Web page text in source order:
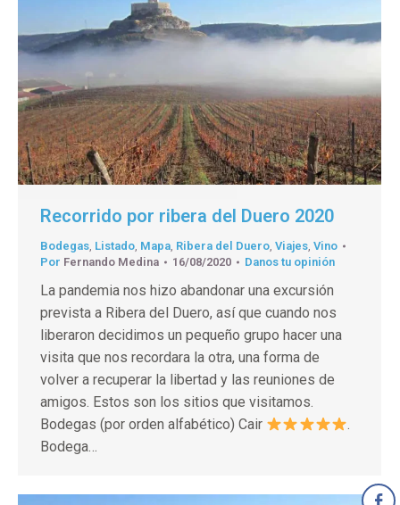
Recorrido por ribera del Duero 2020
Bodegas, Listado, Mapa, Ribera del Duero, Viajes, Vino
Por Fernando Medina 16/08/2020 Danos tu opinión
La pandemia nos hizo abandonar una excursión
prevista a Ribera del Duero, así que cuando nos
liberaron decidimos un pequeño grupo hacer una
visita que nos recordara la otra, una forma de
volver a recuperar la libertad y las reuniones de
amigos. Estos son los sitios que visitamos.
Bodegas (por orden alfabético) Cair
.
Bodega…